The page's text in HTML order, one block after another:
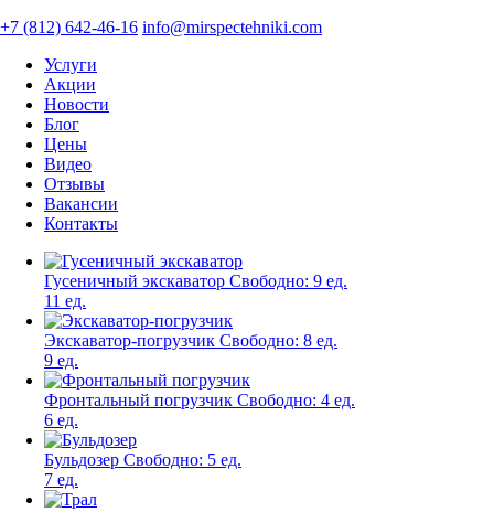
+7 (812) 642-46-16 info@mirspectehniki.com
Услуги
Акции
Новости
Блог
Цены
Видео
Отзывы
Вакансии
Контакты
Гусеничный экскаватор Свободно: 9 ед.
11 ед.
Экскаватор-погрузчик Свободно: 8 ед.
9 ед.
Фронтальный погрузчик Свободно: 4 ед.
6 ед.
Бульдозер Свободно: 5 ед.
7 ед.